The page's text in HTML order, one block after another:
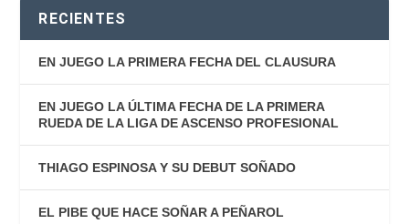
RECIENTES
EN JUEGO LA PRIMERA FECHA DEL CLAUSURA
EN JUEGO LA ÚLTIMA FECHA DE LA PRIMERA
RUEDA DE LA LIGA DE ASCENSO PROFESIONAL
THIAGO ESPINOSA Y SU DEBUT SOÑADO
EL PIBE QUE HACE SOÑAR A PEÑAROL